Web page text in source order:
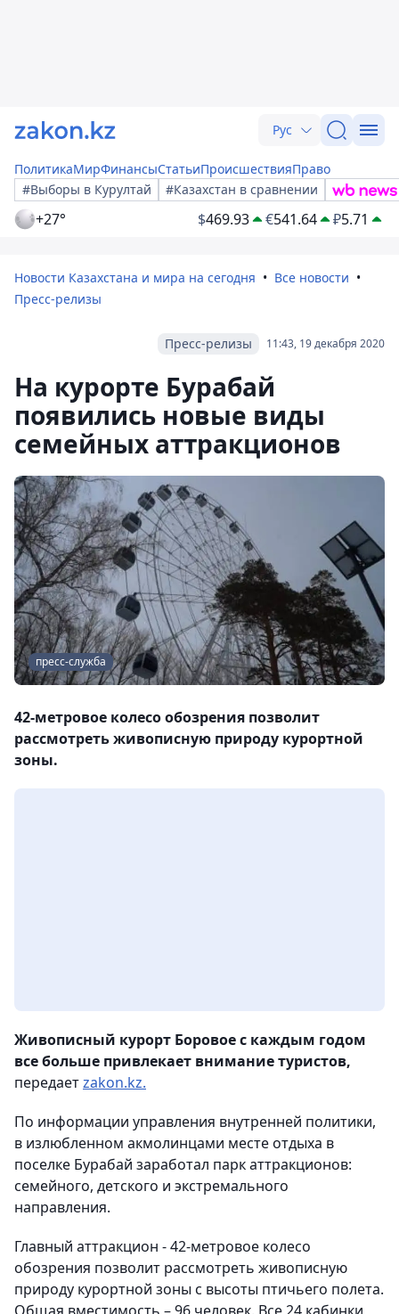
Рус
ПолитикаМирФинансыСтатьиПроисшествияПраво
#Выборы в Курултай
#Казахстан в сравнении
+27° $469.93 €541.64 ₽5.71
Новости Казахстана и мира на сегодня
Все новости
Пресс-релизы
11:43, 19 декабря 2020
Пресс-релизы
На курорте Бурабай
появились новые виды
семейных аттракционов
пресс-служба
42-метровое колесо обозрения позволит
рассмотреть живописную природу курортной
зоны.
Живописный курорт Боровое с каждым годом
все больше привлекает внимание туристов,
передаетzakon.kz.
По информации управления внутренней политики,
в излюбленном акмолинцами месте отдыха в
поселке Бурабай заработал парк аттракционов:
семейного, детского и экстремального
направления.
Главный аттракцион - 42-метровое колесо
обозрения позволит рассмотреть живописную
природу курортной зоны с высоты птичьего полета.